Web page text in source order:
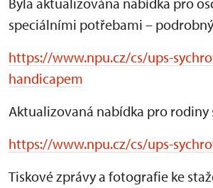
speciálními potřebami –
https://www.npu.cz/cs/ups-
handicapem
Aktualizovaná nabídka pro rodiny
https://www.npu.cz/cs/ups-
Tiskové zprávy a fotografie ke